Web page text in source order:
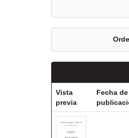
Vista
previa
Fecha de